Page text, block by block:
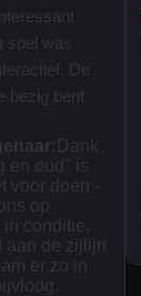
spel was
De
bezig bent
Dank
en oud" is
voor doen -
op
in conditie,
aan de zijlijn
er zo in